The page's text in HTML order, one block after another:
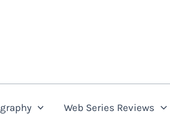
Web Series Reviews